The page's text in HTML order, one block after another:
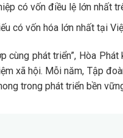
có vốn điều lệ lớn nhất
có vốn hóa lớn nhất tại
cùng phát triển”, Hòa
xã hội. Mỗi năm, Tập
trong phát triển bền